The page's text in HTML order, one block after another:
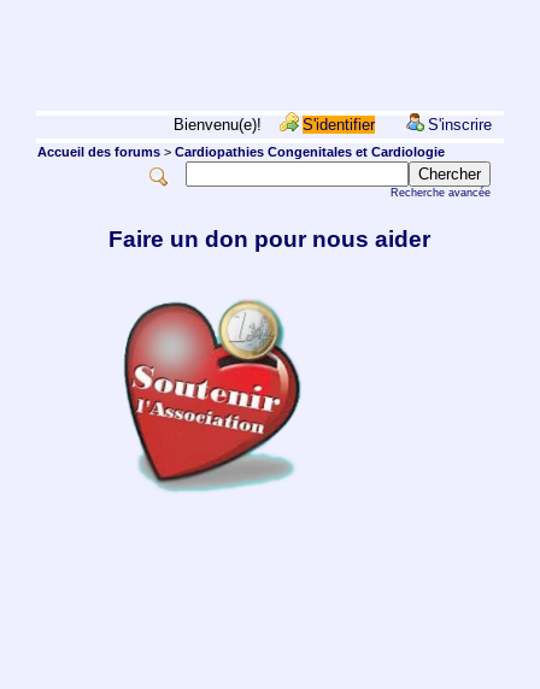
Bienvenu(e)! S'identifier S'inscrire
Accueil des forums> Cardiopathies Congenitales et Cardiologie
Recherche avancée
Faire un don pour nous aider